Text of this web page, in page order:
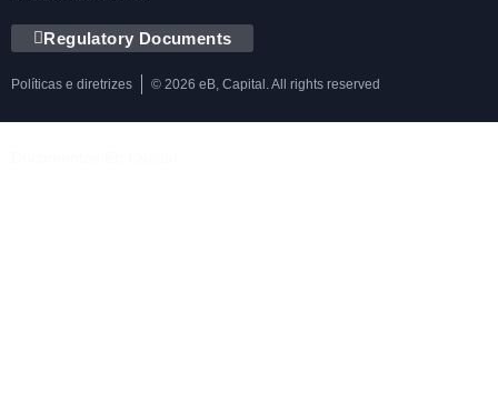
Regulatory Documents
Políticas e diretrizes © 2026 eB, Capital. All rights reserved